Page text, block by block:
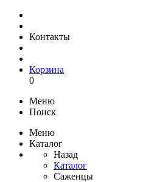
Контакты
Корзина
0
Меню
Поиск
Меню
Каталог
Назад
Каталог
Саженцы